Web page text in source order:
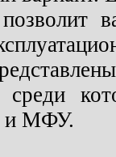
позволит
среди
и МФУ.